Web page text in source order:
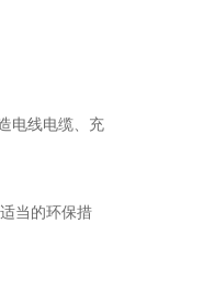
电线电缆、充
当的环保措